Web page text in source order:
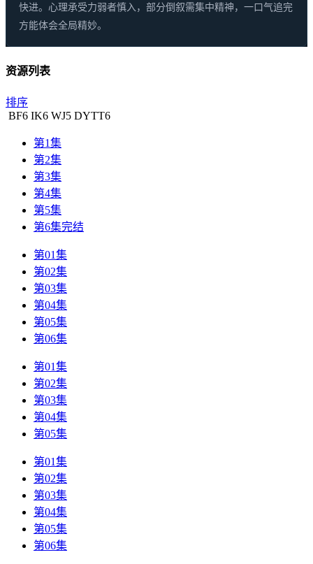
快进。心理承受力弱者慎入，部分倒叙需集中精神，一口气追完
方能体会全局精妙。
资源列表
排序
BF6 IK6 WJ5 DYTT6
第1集
第2集
第3集
第4集
第5集
第6集完结
第01集
第02集
第03集
第04集
第05集
第06集
第01集
第02集
第03集
第04集
第05集
第01集
第02集
第03集
第04集
第05集
第06集